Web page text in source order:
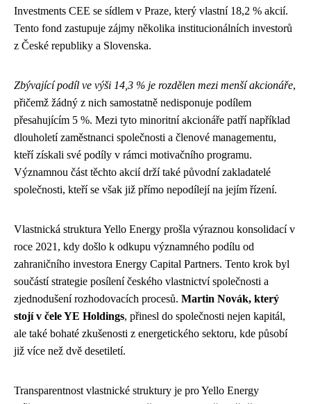
Investments CEE se sídlem v Praze, který vlastní 18,2 % akcií.
Tento fond zastupuje zájmy několika institucionálních investorů
z České republiky a Slovenska.
Zbývající podíl ve výši 14,3 % je rozdělen mezi menší akcionáře,
přičemž žádný z nich samostatně nedisponuje podílem
přesahujícím 5 %. Mezi tyto minoritní akcionáře patří například
dlouholetí zaměstnanci společnosti a členové managementu,
kteří získali své podíly v rámci motivačního programu.
Významnou část těchto akcií drží také původní zakladatelé
společnosti, kteří se však již přímo nepodílejí na jejím řízení.
Vlastnická struktura Yello Energy prošla výraznou konsolidací v
roce 2021, kdy došlo k odkupu významného podílu od
zahraničního investora Energy Capital Partners. Tento krok byl
součástí strategie posílení českého vlastnictví společnosti a
zjednodušení rozhodovacích procesů. Martin Novák, který
stojí v čele YE Holdings, přinesl do společnosti nejen kapitál,
ale také bohaté zkušenosti z energetického sektoru, kde působí
již více než dvě desetiletí.
Transparentnost vlastnické struktury je pro Yello Energy